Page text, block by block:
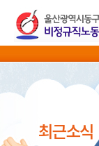
최근소식